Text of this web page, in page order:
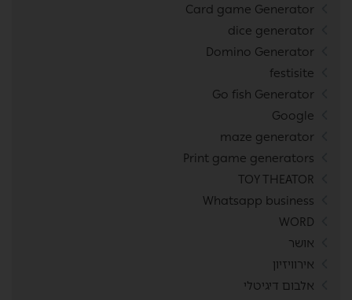
Card game Generator
dice generator
Domino Generator
festisite
Go fish Generator
Google
maze generator
Print game generators
TOY THEATOR
Whatsapp business
WORD
אושר
אירוויזיון
אלבום דיגיטלי